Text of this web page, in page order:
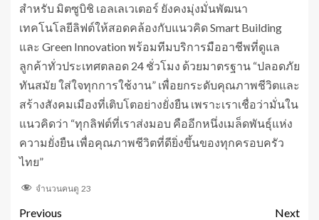
สำหรับ มิตซูบิชิ เอลเลเวเตอร์ ยังคงมุ่งมั่นพัฒนา
เทคโนโลยีลิฟต์ให้สอดคล้องกับแนวคิด Smart Building
และ Green Innovation พร้อมทีมบริการมืออาชีพที่ดูแล
ลูกค้าทั่วประเทศตลอด 24 ชั่วโมง ด้วยมาตรฐาน “ปลอดภัย
ทันสมัย ใส่ใจทุกการใช้งาน” เพื่อยกระดับคุณภาพชีวิตและ
สร้างสังคมเมืองที่เติบโตอย่างยั่งยืน เพราะเราเชื่อว่ามั่นใน
แนวคิดว่า “ทุกลิฟต์ที่เราส่งมอบ คืออีกหนึ่งเมล็ดพันธุ์แห่ง
ความยั่งยืน เพื่อคุณภาพชีวิตที่ดียิ่งขึ้นของทุกครอบครัว
ไทย”
จำนวนคนดู 23
Previous
Next